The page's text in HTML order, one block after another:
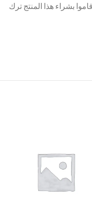
بشراء هذا المنتج ترك